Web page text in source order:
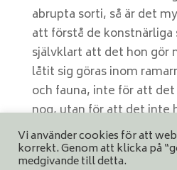
abrupta sorti, så är det
att förstå de
självklart att det hon gör
låtit sig göras inom
och fauna, inte för att
nog, utan för att det inte
skulle definitivt ha gått
ändrat. Sånt kan vara nog
Vi använder cookies för att
korrekt. Genom att klicka på
medgivande till detta.